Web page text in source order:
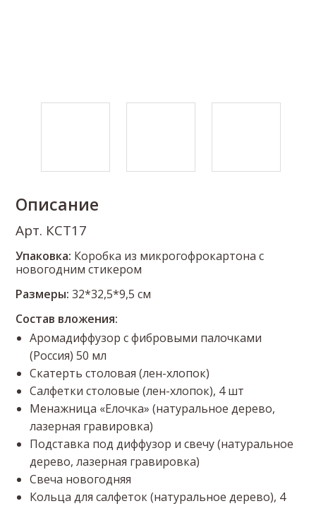
Описание
Арт. КСТ17
Упаковка: Коробка из микрогофрокартона с
новогодним стикером
Размеры: 32*32,5*9,5 см
Состав вложения:
Аромадиффузор с фибровыми палочками
(Россия) 50 мл
Скатерть столовая (лен-хлопок)
Салфетки столовые (лен-хлопок), 4 шт
Менажница «Елочка» (натуральное дерево,
лазерная гравировка)
Подставка под диффузор и свечу (натуральное
дерево, лазерная гравировка)
Свеча новогодняя
Кольца для салфеток (натуральное дерево), 4